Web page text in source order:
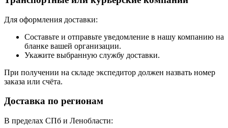
Для оформления доставки:
Составьте и отправьте уведомление в нашу компанию на
бланке вашей организации.
Укажите выбранную службу доставки.
При получении на складе экспедитор должен назвать номер
заказа или счёта.
Доставка по регионам
В пределах СПб и Ленобласти: